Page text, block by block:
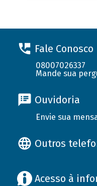
Fale Conosco
08007026337
Mande sua
Ouvidoria
Envie sua
Outros
Acesso à